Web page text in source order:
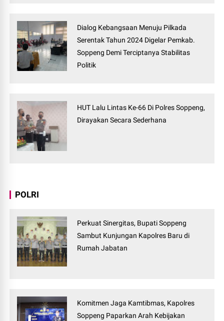
Dialog Kebangsaan Menuju Pilkada
Serentak Tahun 2024 Digelar Pemkab.
Soppeng Demi Terciptanya Stabilitas
Politik
HUT Lalu Lintas Ke-66 Di Polres Soppeng,
Dirayakan Secara Sederhana
POLRI
Perkuat Sinergitas, Bupati Soppeng
Sambut Kunjungan Kapolres Baru di
Rumah Jabatan
Komitmen Jaga Kamtibmas, Kapolres
Soppeng Paparkan Arah Kebijakan